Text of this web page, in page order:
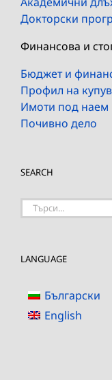
Докторски
Финансова и
Бюджет и
Профил на
Имоти под наем
Почивно дело
SEARCH
Търсене
LANGUAGE
Български
English